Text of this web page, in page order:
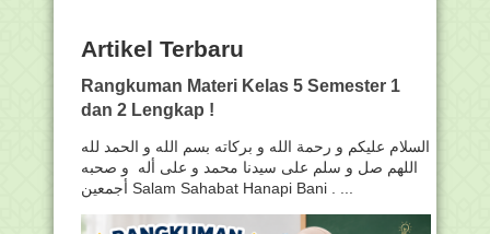
Artikel Terbaru
Rangkuman Materi Kelas 5 Semester 1
dan 2 Lengkap !
السلام عليكم و رحمة الله و بركاته بسم الله و الحمد لله
اللهم صل و سلم على سيدنا محمد و على أله و صحبه
أجمعين Salam Sahabat Hanapi Bani . ...